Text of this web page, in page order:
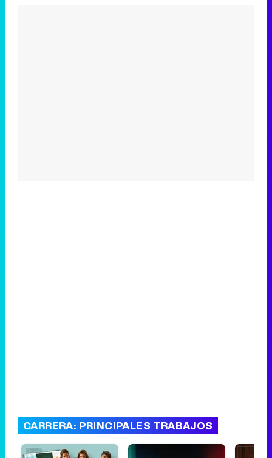
CARRERA: PRINCIPALES TRABAJOS